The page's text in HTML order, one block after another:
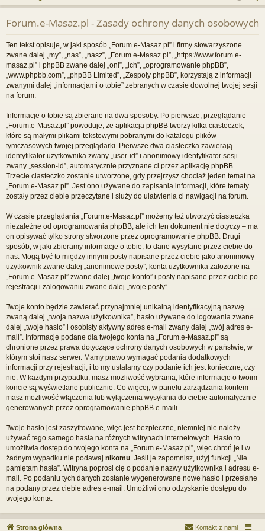
j
…
uj
si
ę
es
tru
ę
z
Forum.e-Masaz.pl - Zasady ochrony danych osobowych
Ten tekst opisuje, w jaki sposób „Forum.e-Masaz.pl” i firmy stowarzyszone
zwane dalej „my”, „nas”, „nasz”, „Forum.e-Masaz.pl”, „https://www.forum.e-
masaz.pl” i phpBB zwane dalej „oni”, „ich”, „oprogramowanie phpBB”,
„www.phpbb.com”, „phpBB Limited”, „Zespoły phpBB”, korzystają z informacji
zwanymi dalej „informacjami o tobie” zebranych w czasie dowolnej twojej sesji
na forum.
Informacje o tobie są zbierane na dwa sposoby. Po pierwsze, przeglądanie
„Forum.e-Masaz.pl” powoduje, że aplikacja phpBB tworzy kilka ciasteczek,
które są małymi plikami tekstowymi pobranymi do katalogu plików
tymczasowych twojej przeglądarki. Pierwsze dwa ciasteczka zawierają
identyfikator użytkownika zwany „user-id” i anonimowy identyfikator sesji
zwany „session-id”, automatycznie przyznane ci przez aplikację phpBB.
Trzecie ciasteczko zostanie utworzone, gdy przejrzysz chociaż jeden temat na
„Forum.e-Masaz.pl”. Jest ono używane do zapisania informacji, które tematy
zostały przez ciebie przeczytane i służy do ułatwienia ci nawigacji na forum.
W czasie przeglądania „Forum.e-Masaz.pl” możemy też utworzyć ciasteczka
niezależne od oprogramowania phpBB, ale ich ten dokument nie dotyczy – ma
on opisywać tylko strony stworzone przez oprogramowanie phpBB. Drugi
sposób, w jaki zbieramy informacje o tobie, to dane wysyłane przez ciebie do
nas. Mogą być to między innymi posty napisane przez ciebie jako anonimowy
użytkownik zwane dalej „anonimowe posty”, konta użytkownika założone na
„Forum.e-Masaz.pl” zwane dalej „twoje konto” i posty napisane przez ciebie po
rejestracji i zalogowaniu zwane dalej „twoje posty”.
Twoje konto będzie zawierać przynajmniej unikalną identyfikacyjną nazwę
zwaną dalej „twoja nazwa użytkownika”, hasło używane do logowania zwane
dalej „twoje hasło” i osobisty aktywny adres e-mail zwany dalej „twój adres e-
mail”. Informacje podane dla twojego konta na „Forum.e-Masaz.pl” są
chronione przez prawa dotyczące ochrony danych osobowych w państwie, w
którym stoi nasz serwer. Mamy prawo wymagać podania dodatkowych
informacji przy rejestracji, i to my ustalamy czy podanie ich jest konieczne, czy
nie. W każdym przypadku, masz możliwość wybrania, które informacje o twoim
koncie są wyświetlane publicznie. Co więcej, w panelu zarządzania kontem
masz możliwość włączenia lub wyłączenia wysyłania do ciebie automatycznie
generowanych przez oprogramowanie phpBB e-maili.
Twoje hasło jest zaszyfrowane, więc jest bezpieczne, niemniej nie należy
używać tego samego hasła na różnych witrynach internetowych. Hasło to
umożliwia dostęp do twojego konta na „Forum.e-Masaz.pl”, więc chroń je i w
żadnym wypadku nie podawaj nikomu . Jeśli je zapomnisz, użyj funkcji „Nie
pamiętam hasła”. Witryna poprosi cię o podanie nazwy użytkownika i adresu e-
mail. Po podaniu tych danych zostanie wygenerowane nowe hasło i przesłane
na podany przez ciebie adres e-mail. Umożliwi ono odzyskanie dostępu do
twojego konta.
Strona główna Kontakt z nami